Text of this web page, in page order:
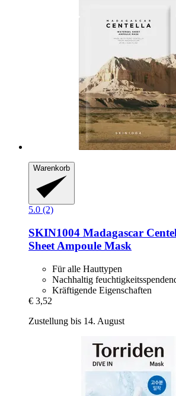
Warenkorb
5.0 (2)
SKIN1004 Madagascar
Sheet Ampoule Mask
Für alle Hauttypen
Nachhaltig
Kräftigende Eigenschaften
€ 3,52
Zustellung bis 14. August